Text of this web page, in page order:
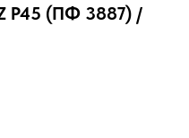
Р45 (ПФ 3887) /